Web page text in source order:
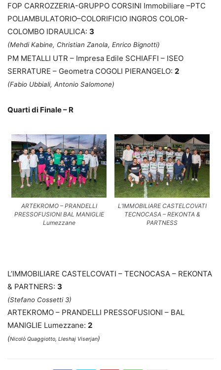
FOP CARROZZERIA-GRUPPO CORSINI Immobiliare –PTC
POLIAMBULATORIO–COLORIFICIO INGROS COLOR-
COLOMBO IDRAULICA: 3
(Mehdi Kabine, Christian Zanola, Enrico Bignotti)
PM METALLI UTR – Impresa Edile SCHIAFFI – ISEO
SERRATURE – Geometra COGOLI PIERANGELO: 2
(Fabio Ubbiali, Antonio Salomone)
Quarti di Finale – R
ARTEKROMO – PRANDELLI
PRESSOFUSIONI BAL MANIGLIE
Lumezzane
L’IMMOBILIARE CASTELCOVATI
TECNOCASA – REKONTA &
PARTNESS
L’IMMOBILIARE CASTELCOVATI – TECNOCASA – REKONTA
& PARTNERS: 3
(Stefano Cossetti 3)
ARTEKROMO – PRANDELLI PRESSOFUSIONI – BAL
MANIGLIE Lumezzane: 2
(Nicolò Quaggiotto, Lleshaj Viserjan)